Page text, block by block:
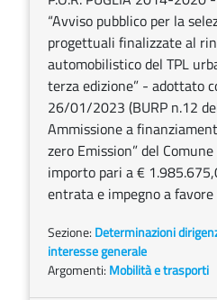
“Avviso pubblico per la
progettuali finalizzate al
automobilistico del TPL
terza edizione” - adottato
26/01/2023 (BURP n.12
Ammissione a
zero Emission” del
importo pari a €
entrata e impegno a favore
Sezione: Determinazioni
interesse generale
Argomenti: Mobilità e trasporti